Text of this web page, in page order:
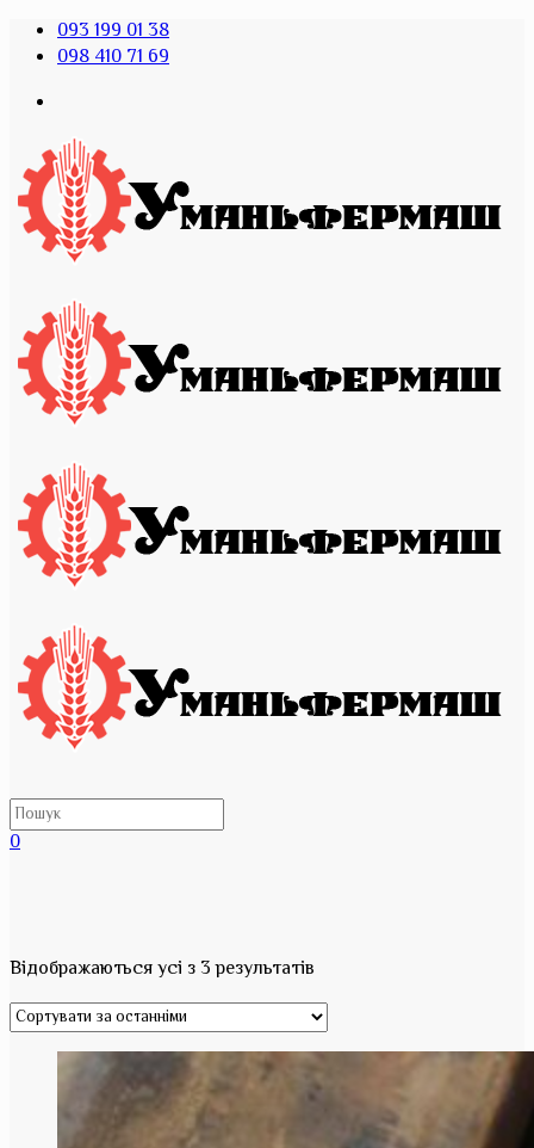
093 199 01 38
098 410 71 69
0
Відображаються усі з 3 результатів